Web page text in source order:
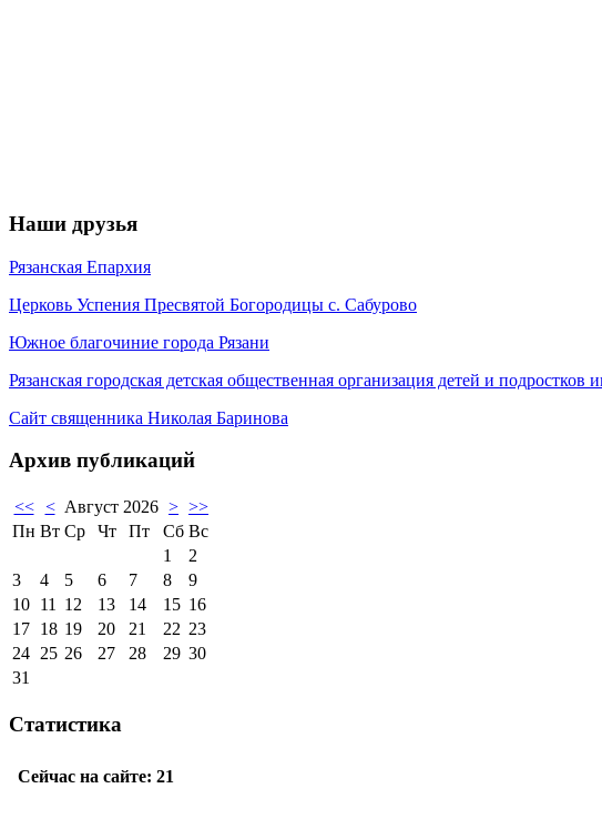
Наши друзья
Рязанская Епархия
Церковь Успения Пресвятой Богородицы с. Сабурово
Южное благочиние города Рязани
Рязанская городская детская общественная организация детей и
Сайт священника Николая Баринова
Архив публикаций
<< < Август 2026 > >>
Пн Вт Ср Чт Пт Сб Вс
1
2
3
4 5 6 7 8
9
10 11 12 13 14 15 16
17 18 19 20 21 22 23
24 25 26 27 28 29 30
31
Статистика